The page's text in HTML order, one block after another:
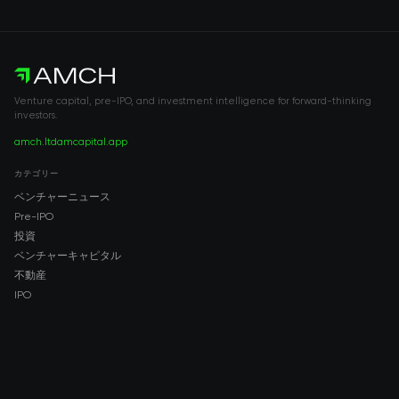
Venture capital, pre-IPO, and investment intelligence for forward-thinking
investors.
amch.ltdamcapital.app
カテゴリー
ベンチャーニュース
Pre-IPO
投資
ベンチャーキャピタル
不動産
IPO